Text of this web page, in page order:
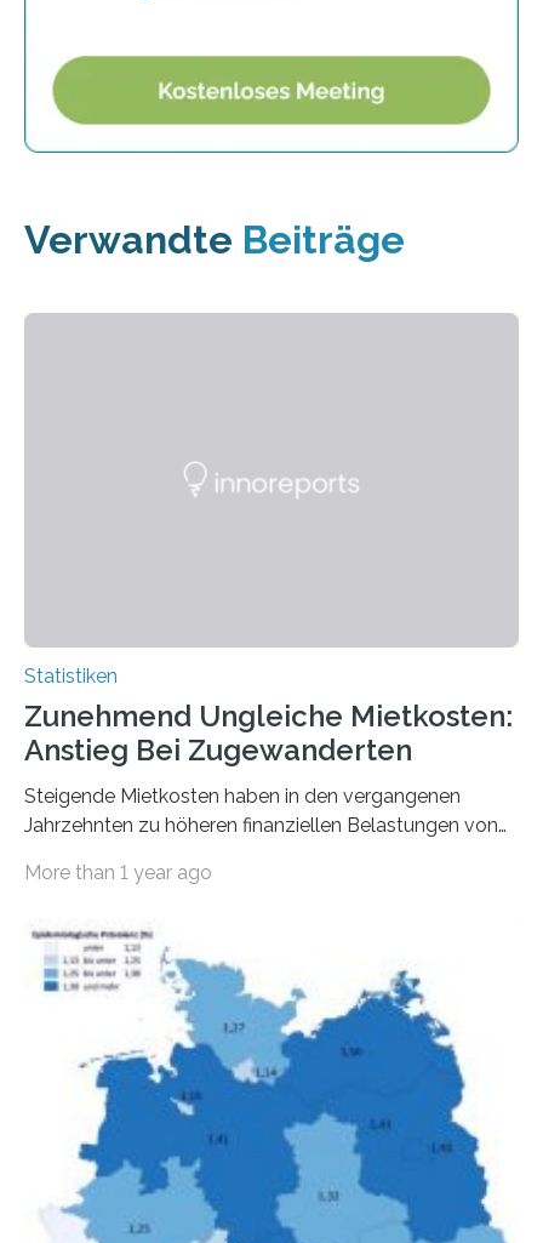
Verwandte Beiträge
Statistiken
Zunehmend Ungleiche Mietkosten:
Anstieg Bei Zugewanderten
Steigende Mietkosten haben in den vergangenen
Jahrzehnten zu höheren finanziellen Belastungen von
Bundesinstitut für Bevölkerungsforschung (BiB)
gesamten Einkommen zwischen 1990 und 2020 für
unterschiedliche Einkommensgruppen sowie für in
Deutschland geborene Menschen und Zugewanderte
verändert hat. Das Ergebnis: Während Personen mit
hohen Einkommen (oberstes Quintil der Verteilung der
Nettoäquivalenzeinkommen) nur einen moderaten
Anstieg des Mietanteils am Gesamteinkommen
hinnehmen mussten, nahm die Belastung bei
Menschen mit…
More than 1 year ago